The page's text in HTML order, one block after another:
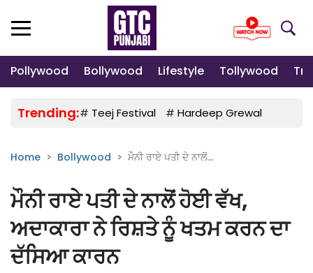
Pollywood Bollywood Lifestyle Tollywood
Trending:# Teej Festival # Hardeep Grewal
Home Bollywood ਮੌਨੀ ਰਾਏ ਪਤੀ ਦੇ ਨਾਲੋਂ...
ਮੌਨੀ ਰਾਏ ਪਤੀ ਦੇ ਨਾਲੋਂ ਹੋਈ ਵੱਖ,
ਅਦਾਕਾਰਾ ਨੇ ਰਿਸ਼ਤੇ ਨੂੰ ਖਤਮ ਕਰਨ ਦਾ
ਦੱਸਿਆ ਕਾਰਨ